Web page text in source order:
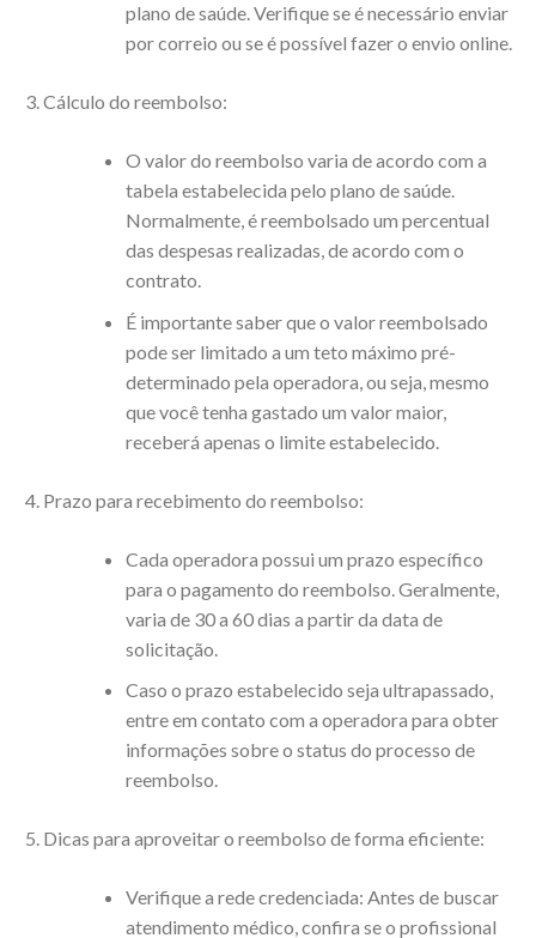
plano de saúde. Verifique se é necessário enviar
por correio ou se é possível fazer o envio online.
Cálculo do reembolso:
O valor do reembolso varia de acordo com a
tabela estabelecida pelo plano de saúde.
Normalmente, é reembolsado um percentual
das despesas realizadas, de acordo com o
contrato.
É importante saber que o valor reembolsado
pode ser limitado a um teto máximo pré-
determinado pela operadora, ou seja, mesmo
que você tenha gastado um valor maior,
receberá apenas o limite estabelecido.
Prazo para recebimento do reembolso:
Cada operadora possui um prazo específico
para o pagamento do reembolso. Geralmente,
varia de 30 a 60 dias a partir da data de
solicitação.
Caso o prazo estabelecido seja ultrapassado,
entre em contato com a operadora para obter
informações sobre o status do processo de
reembolso.
Dicas para aproveitar o reembolso de forma eficiente:
Verifique a rede credenciada: Antes de buscar
atendimento médico, confira se o profissional